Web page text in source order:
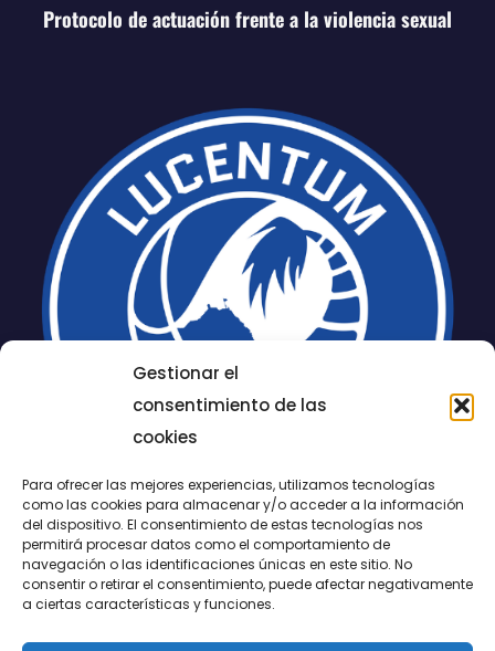
Gestionar el
consentimiento de las
cookies
Para ofrecer las mejores experiencias, utilizamos tecnologías
como las cookies para almacenar y/o acceder a la información
del dispositivo. El consentimiento de estas tecnologías nos
permitirá procesar datos como el comportamiento de
navegación o las identificaciones únicas en este sitio. No
consentir o retirar el consentimiento, puede afectar negativamente
a ciertas características y funciones.
Protocolo de actuación frente a la violencia sexual
LUCENTUM
ALICANTE